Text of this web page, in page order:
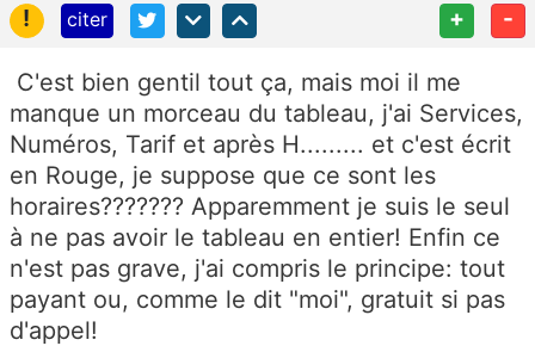
!
citer + -
C'est bien gentil tout ça, mais moi il me
manque un morceau du tableau, j'ai Services,
Numéros, Tarif et après H......... et c'est écrit
en Rouge, je suppose que ce sont les
horaires??????? Apparemment je suis le seul
à ne pas avoir le tableau en entier! Enfin ce
n'est pas grave, j'ai compris le principe: tout
payant ou, comme le dit "moi", gratuit si pas
d'appel!